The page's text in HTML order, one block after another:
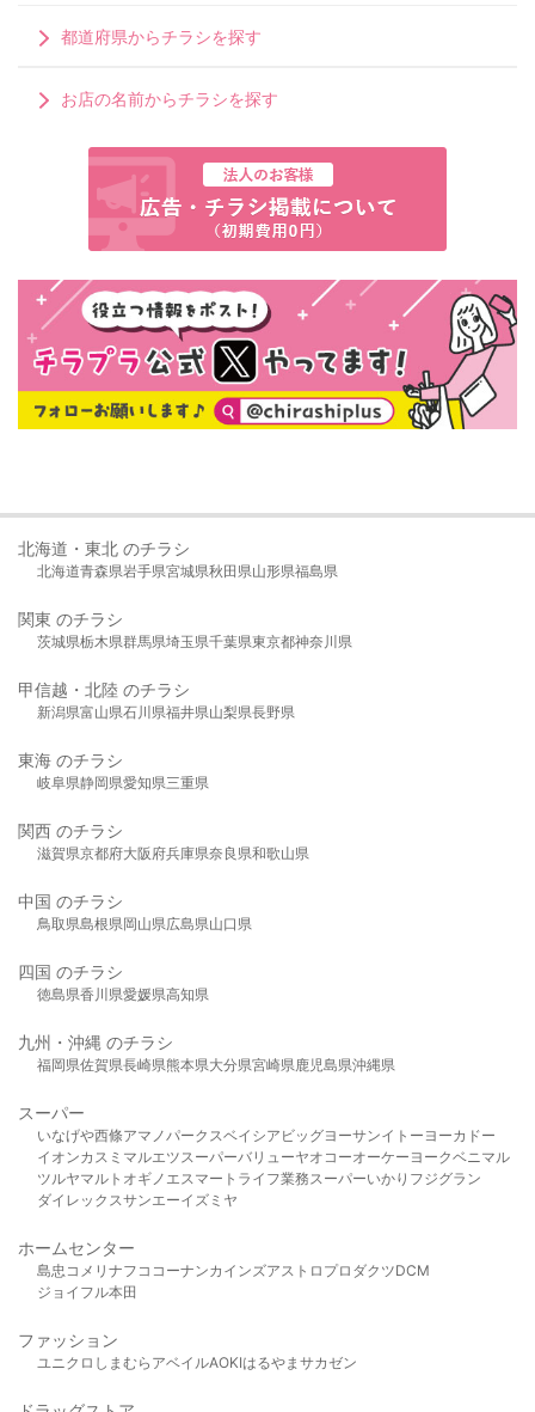
都道府県からチラシを探す
お店の名前からチラシを探す
北海道・東北 のチラシ
北海道青森県岩手県宮城県秋田県山形県福島県
関東 のチラシ
茨城県栃木県群馬県埼玉県千葉県東京都神奈川県
甲信越・北陸 のチラシ
新潟県富山県石川県福井県山梨県長野県
東海 のチラシ
岐阜県静岡県愛知県三重県
関西 のチラシ
滋賀県京都府大阪府兵庫県奈良県和歌山県
中国 のチラシ
鳥取県島根県岡山県広島県山口県
四国 のチラシ
徳島県香川県愛媛県高知県
九州・沖縄 のチラシ
福岡県佐賀県長崎県熊本県大分県宮崎県鹿児島県沖縄県
スーパー
いなげや西條アマノパークスベイシア ビッグヨーサンイトーヨーカドー
イオンカスミ マルエツスーパーバリューヤオコーオーケー ヨークベニマル
ツルヤマルト オギノ エスマート ライフ業務スーパーいかり フジグラン
ダイレックスサンエーイズミヤ
ホームセンター
島忠 コメリ ナフコ コーナンカインズアストロプロダクツDCM
ジョイフル本田
ファッション
ユニクロ しまむら アベイルAOKIはるやま サカゼン